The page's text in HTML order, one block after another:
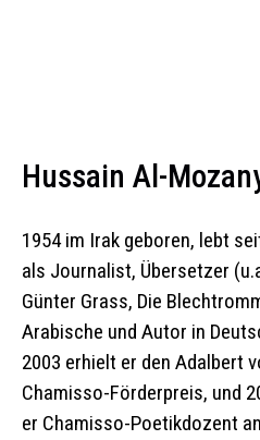
Hussain Al-
1954 im Irak geboren, lebt
als Journalist, Übersetzer
Günter Grass, Die
Arabische und Autor in
2003 erhielt er den Adalbert
Chamisso-Förderpreis, und
er Chamisso-Poetikdozent